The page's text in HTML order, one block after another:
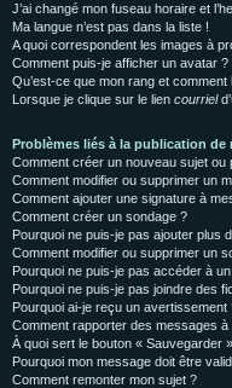
J’ai changé mon fuseau horaire et
Ma langue n’est pas dans la liste !
A quoi correspondent les images à
Comment puis-je afficher un avatar ?
Qu’est-ce que mon rang et comment
Lorsque je clique sur le lien courriel
Problèmes liés à la publication de
Comment créer un nouveau sujet ou
Comment modifier ou supprimer un
Comment ajouter une signature à
Comment créer un sondage ?
Pourquoi ne puis-je pas ajouter plus
Comment modifier ou supprimer un
Pourquoi ne puis-je pas accéder à
Pourquoi ne puis-je pas joindre des
Pourquoi ai-je reçu un avertissement
Comment rapporter des messages à
À quoi sert le bouton « Sauvegarder
Pourquoi mon message doit être
Comment remonter mon sujet ?